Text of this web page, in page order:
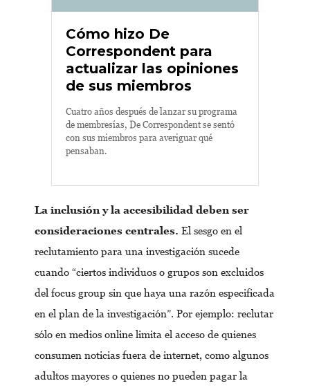
Cómo hizo De
Correspondent para
actualizar las opiniones
de sus miembros
Cuatro años después de lanzar su programa
de membresías, De Correspondent se sentó
con sus miembros para averiguar qué
pensaban.
La inclusión y la accesibilidad deben ser
consideraciones centrales. El sesgo en el
reclutamiento para una investigación sucede
cuando “ciertos individuos o grupos son excluidos
del focus group sin que haya una razón especificada
en el plan de la investigación”. Por ejemplo: reclutar
sólo en medios online limita el acceso de quienes
consumen noticias fuera de internet, como algunos
adultos mayores o quienes no pueden pagar la